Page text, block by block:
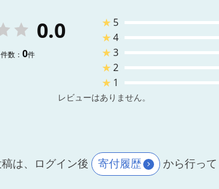
0.0
数： 0件
★ 5
★4
★3
★2
★ 1
レビューはありません。
は、ログイン後 寄付履歴 から行って